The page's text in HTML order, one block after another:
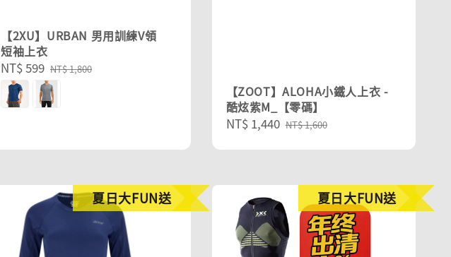
【2XU】URBAN 男用訓練V領
短袖上衣
Sale
price
NT$ 599 Regular
price
NT$ 1,800
【ZOOT】ALOHA小鐵人上衣 -
酷炫紫M_【零碼】
Sale
NT$ 1,440 Regular
NT$ 1,600
夏日大FUN送 夏日大FUN送